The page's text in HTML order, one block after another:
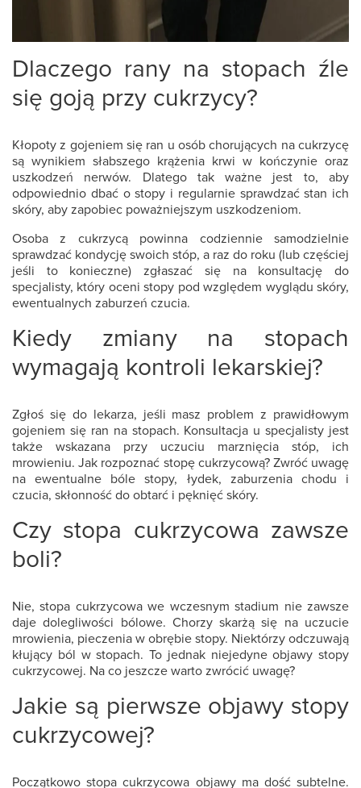
Dlaczego rany na stopach źle
się goją przy cukrzycy?
Kłopoty z gojeniem się ran u osób chorujących na cukrzycę
są wynikiem słabszego krążenia krwi w kończynie oraz
uszkodzeń nerwów. Dlatego tak ważne jest to, aby
odpowiednio dbać o stopy i regularnie sprawdzać stan ich
skóry, aby zapobiec poważniejszym uszkodzeniom.
Osoba z cukrzycą powinna codziennie samodzielnie
sprawdzać kondycję swoich stóp, a raz do roku (lub częściej
jeśli to konieczne) zgłaszać się na konsultację do
specjalisty, który oceni stopy pod względem wyglądu skóry,
ewentualnych zaburzeń czucia.
Kiedy zmiany na stopach
wymagają kontroli lekarskiej?
Zgłoś się do lekarza, jeśli masz problem z prawidłowym
gojeniem się ran na stopach. Konsultacja u specjalisty jest
także wskazana przy uczuciu marznięcia stóp, ich
mrowieniu.Jak rozpoznać stopę cukrzycową? Zwróć uwagę
na ewentualne bóle stopy, łydek, zaburzenia chodu i
czucia, skłonność do obtarć i pęknięć skóry.
Czy stopa cukrzycowa zawsze
boli?
Nie,stopa cukrzycowawe wczesnym stadium nie zawsze
daje dolegliwości bólowe. Chorzy skarżą się na uczucie
mrowienia, pieczenia w obrębie stopy. Niektórzy odczuwają
kłujący ból w stopach. To jednak niejedyneobjawy stopy
cukrzycowej. Na co jeszcze warto zwrócić uwagę?
Jakie są pierwsze objawy stopy
cukrzycowej?
Początkowostopa cukrzycowa objawy ma dość subtelne.